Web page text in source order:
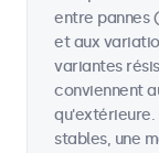
entre pannes
et aux
variantes
conviennent
stables, une